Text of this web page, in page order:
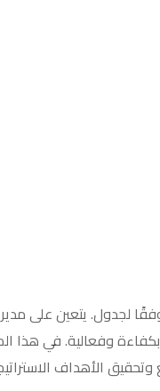
لجدول. يتعين على
وفعالية. في هذا
الأهداف